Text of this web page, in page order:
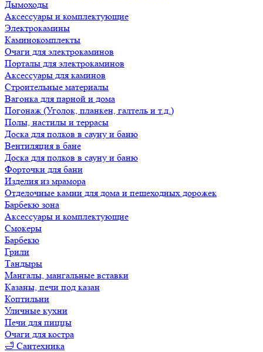
Дымоходы
Аксессуары и комплектующие
Электрокамины
Каминокомплекты
Очаги для электрокаминов
Порталы для электрокаминов
Аксессуары для каминов
Строительные материалы
Вагонка для парной и дома
Погонаж (Уголок, планкен, галтель и т.д.)
Полы, настилы и террасы
Доска для полков в сауну и баню
Вентиляция в бане
Доска для полков в сауну и баню
Форточки для бани
Изделия из мрамора
Отделочные камни для дома и пешеходных дорожек
Барбекю зона
Аксессуары и комплектующие
Смокеры
Барбекю
Грили
Тандыры
Мангалы, мангальные вставки
Казаны, печи под казан
Коптильни
Уличные кухни
Печи для пиццы
Очаги для костра
🛁 Сантехника